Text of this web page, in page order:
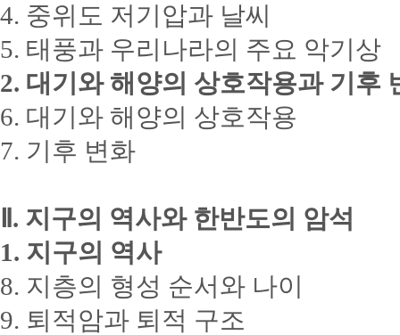
4. 중위도 저기압과 날씨
5. 태풍과 우리나라의 주요 악기상
2. 대기와 해양의 상호작용과 기후
6. 대기와 해양의 상호작용
7. 기후 변화
Ⅱ. 지구의 역사와 한반도의 암석
1. 지구의 역사
8. 지층의 형성 순서와 나이
9. 퇴적암과 퇴적 구조